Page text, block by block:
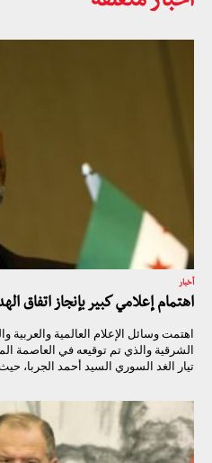
أخبار
اهتمام إعلامي كبير بإنجاز اتفاق
اهتمت وسائل الإعلام العالمية والعربية
الشرقية والذي تم توقيعه في العاصمة
تيار الغد السوري السيد أحمد الجربا،